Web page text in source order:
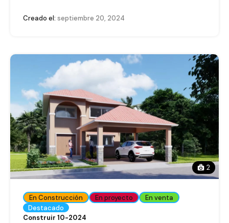
Creado el: septiembre 20, 2024
2
En Construcción En proyecto
En venta
Destacado
Construir 10-2024